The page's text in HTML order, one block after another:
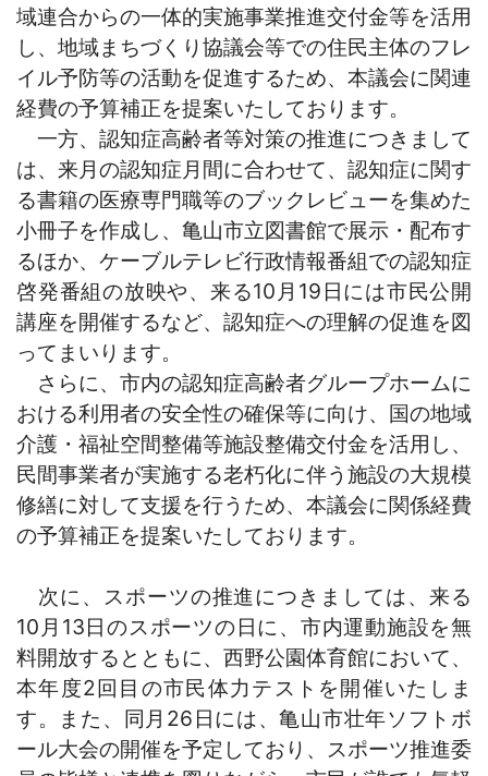
域連合からの一体的実施事業推進交付金等を活用
し、地域まちづくり協議会等での住民主体のフレ
イル予防等の活動を促進するため、本議会に関連
経費の予算補正を提案いたしております。
一方、認知症高齢者等対策の推進につきまして
は、来月の認知症月間に合わせて、認知症に関す
る書籍の医療専門職等のブックレビューを集めた
小冊子を作成し、亀山市立図書館で展示・配布す
るほか、ケーブルテレビ行政情報番組での認知症
啓発番組の放映や、来る10月19日には市民公開
講座を開催するなど、認知症への理解の促進を図
ってまいります。
さらに、市内の認知症高齢者グループホームに
おける利用者の安全性の確保等に向け、国の地域
介護・福祉空間整備等施設整備交付金を活用し、
民間事業者が実施する老朽化に伴う施設の大規模
修繕に対して支援を行うため、本議会に関係経費
の予算補正を提案いたしております。
次に、スポーツの推進につきましては、来る
10月13日のスポーツの日に、市内運動施設を無
料開放するとともに、西野公園体育館において、
本年度2回目の市民体力テストを開催いたしま
す。また、同月26日には、亀山市壮年ソフトボ
ール大会の開催を予定しており、スポーツ推進委